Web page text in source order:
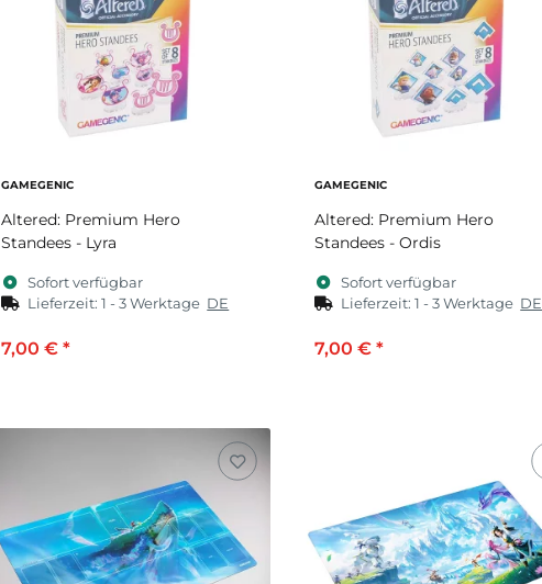
GAMEGENIC
Altered: Premium Hero
Standees - Lyra
Sofort verfügbar
Lieferzeit:1 - 3 Werktage DE
7,00 € *
GAMEGENIC
Altered: Premium Hero
Standees - Ordis
Sofort verfügbar
Lieferzeit:1 - 3 Werktage DE
7,00 € *